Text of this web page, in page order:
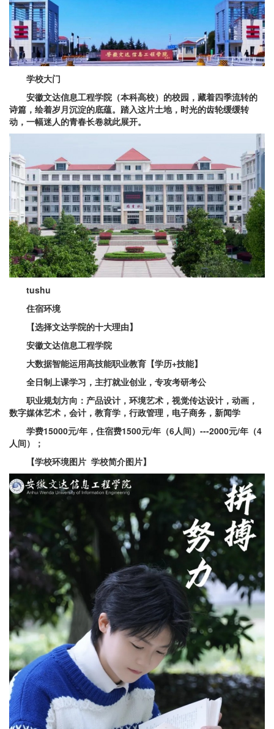
学校大门
安徽文达信息工程学院（本科高校）的校园，藏着四季流转的
诗篇，绘着岁月沉淀的底蕴。踏入这片土地，时光的齿轮缓缓转
动，一幅迷人的青春长卷就此展开。
tushu
住宿环境
【选择文达学院的十大理由】
安徽文达信息工程学院
大数据智能运用高技能职业教育【学历+技能】
全日制上课学习，主打就业创业，专攻考研考公
职业规划方向：产品设计，环境艺术，视觉传达设计，动画，
数字媒体艺术，会计，教育学，行政管理，电子商务，新闻学
学费15000元/年，住宿费1500元/年（6人间）---2000元/年（4
人间）；
【学校环境图片 学校简介图片】